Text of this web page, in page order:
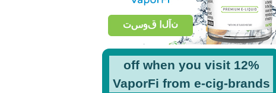
12% off when you visit
VaporFi from e-cig-brands